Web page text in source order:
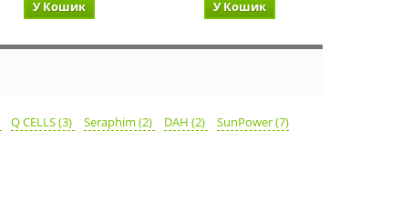
У Кошик
У Кошик
Q CELLS (3) Seraphim (2) DAH (2)
SunPower (7)